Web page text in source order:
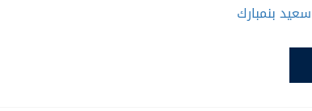
سعيد بنمبارك